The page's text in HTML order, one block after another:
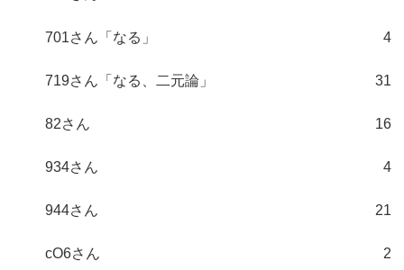
701さん「なる」 4
719さん「なる、二元論」 31
82さん 16
934さん 4
944さん 21
cO6さん 2